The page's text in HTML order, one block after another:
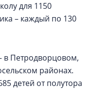
для 1150
– каждый по 130
Петродворцовом,
районах.
детей от полутора